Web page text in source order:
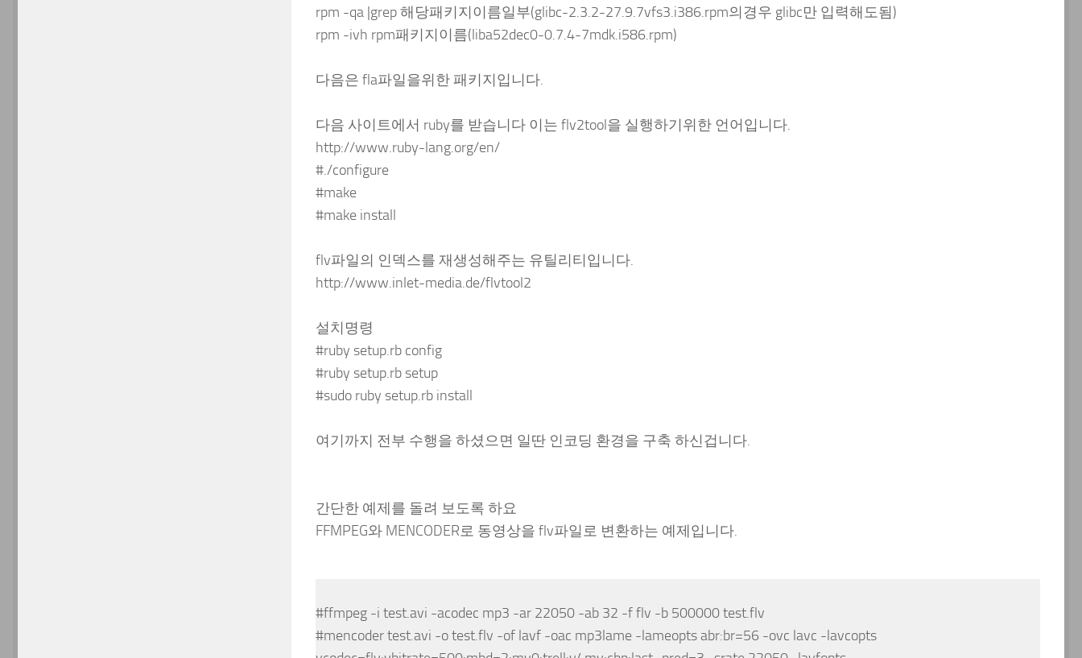
rpm -qa |grep 해당패키지이름일부(glibc-2.3.2-27.9.7vfs3.i386.rpm의경우 glibc만 입력해도됨)
rpm -ivh rpm패키지이름(liba52dec0-0.7.4-7mdk.i586.rpm)
다음은 fla파일을위한 패키지입니다.
다음 사이트에서 ruby를 받습니다 이는 flv2tool을 실행하기위한 언어입니다.
http://www.ruby-lang.org/en/
#./configure
#make
#make install
flv파일의 인덱스를 재생성해주는 유틸리티입니다.
http://www.inlet-media.de/flvtool2
설치명령
#ruby setup.rb config
#ruby setup.rb setup
#sudo ruby setup.rb install
여기까지 전부 수행을 하셨으면 일딴 인코딩 환경을 구축 하신겁니다.
간단한 예제를 돌려 보도록 하요
FFMPEG와 MENCODER로 동영상을 flv파일로 변환하는 예제입니다.
#ffmpeg -i test.avi -acodec mp3 -ar 22050 -ab 32 -f flv -b 500000 test.flv
#mencoder test.avi -o test.flv -of lavf -oac mp3lame -lameopts abr:br=56 -ovc lavc -lavcopts